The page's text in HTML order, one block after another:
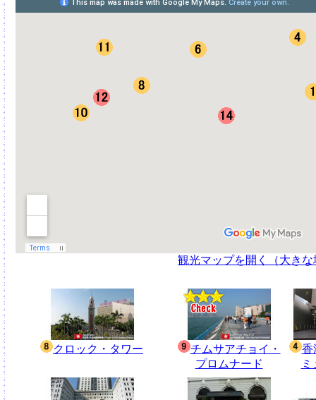
観光マップを開く（大きな
クロック・タワー
チムサアチョイ・
プロムナード
香